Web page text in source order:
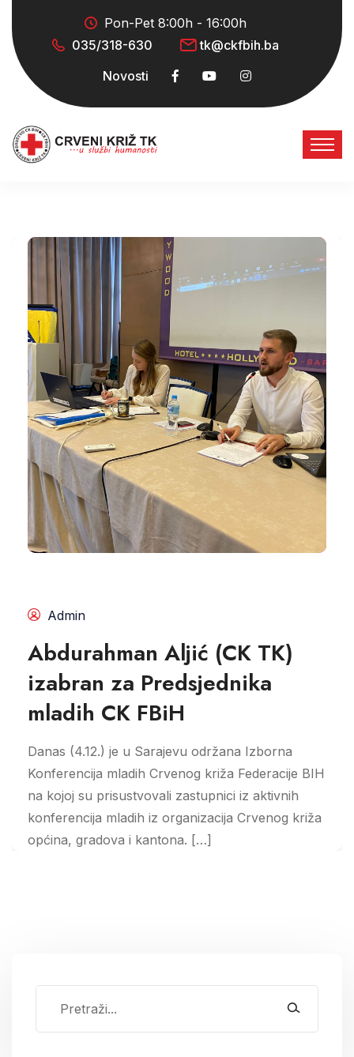
Pon-Pet 8:00h - 16:00h
035/318-630
tk@ckfbih.ba
Novosti
Admin
Abdurahman Aljić (CK TK)
izabran za Predsjednika
mladih CK FBiH
Danas (4.12.) je u Sarajevu održana Izborna
Konferencija mladih Crvenog križa Federacije BIH
na kojoj su prisustvovali zastupnici iz aktivnih
konferencija mladih iz organizacija Crvenog križa
općina, gradova i kantona. […]